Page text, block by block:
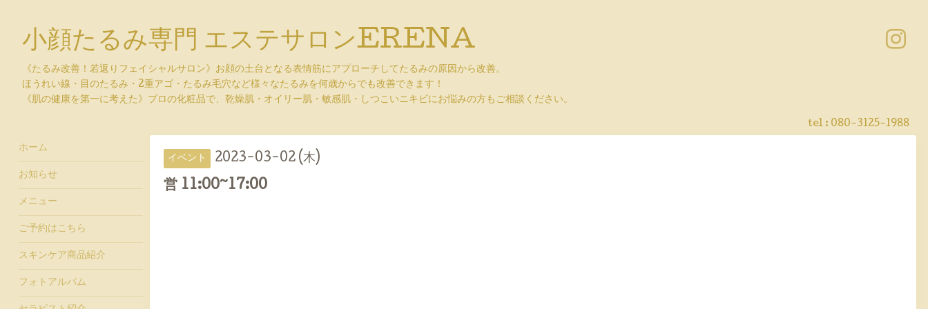
小顔たるみ専門 エステサロンERENA
《たるみ改善！若返りフェイシャルサロン》お顔の土台となる表情筋にアプローチしてたるみの原因から改善。
ほうれい線・目のたるみ・2重アゴ・たるみ毛穴など様々なたるみを何歳からでも改善できます！
《肌の健康を第一に考えた》プロの化粧品で、乾燥肌・オイリー肌・敏感肌・しつこいニキビにお悩みの方もご相談ください。
tel : 080-3125-1988
イベント 2023-03-02 (木)
営 11:00~17:00
ホーム
お知らせ
メニュー
ご予約はこちら
スキンケア商品紹介
フォトアルバム